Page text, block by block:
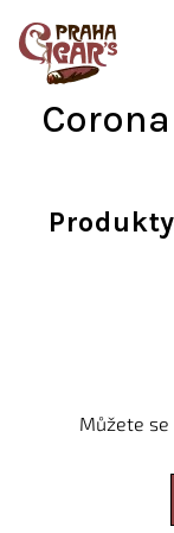
obsah
Corona
Můžete